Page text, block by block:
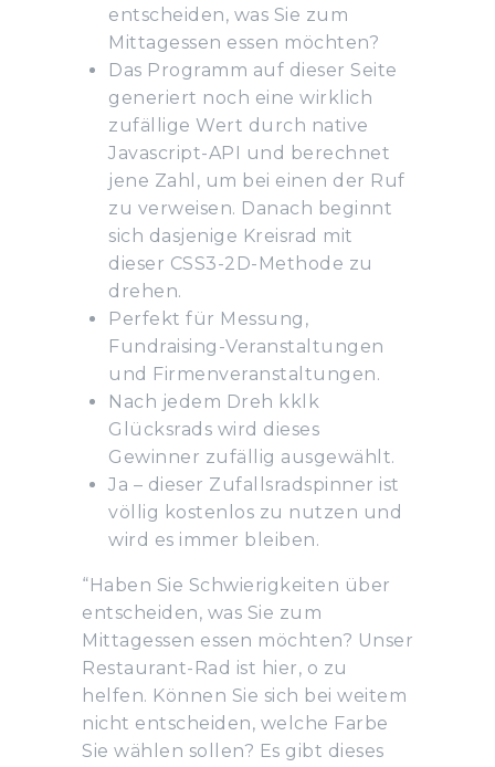
entscheiden, was Sie zum
Mittagessen essen möchten?
Das Programm auf dieser Seite
generiert noch eine wirklich
zufällige Wert durch native
Javascript-API und berechnet
jene Zahl, um bei einen der Ruf
zu verweisen. Danach beginnt
sich dasjenige Kreisrad mit
dieser CSS3-2D-Methode zu
drehen.
Perfekt für Messung,
Fundraising-Veranstaltungen
und Firmenveranstaltungen.
Nach jedem Dreh kklk
Glücksrads wird dieses
Gewinner zufällig ausgewählt.
Ja – dieser Zufallsradspinner ist
völlig kostenlos zu nutzen und
wird es immer bleiben.
“Haben Sie Schwierigkeiten über
entscheiden, was Sie zum
Mittagessen essen möchten? Unser
Restaurant-Rad ist hier, o zu
helfen. Können Sie sich bei weitem
nicht entscheiden, welche Farbe
Sie wählen sollen? Es gibt dieses